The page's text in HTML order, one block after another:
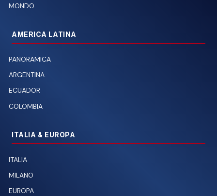
MONDO
AMERICA LATINA
PANORAMICA
ARGENTINA
ECUADOR
COLOMBIA
ITALIA & EUROPA
ITALIA
MILANO
EUROPA